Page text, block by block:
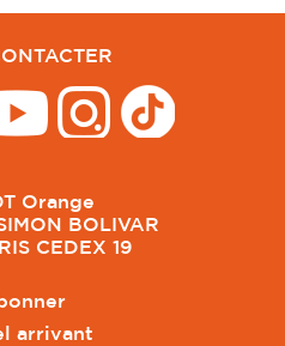
Orange
BOLIVAR
CEDEX 19
arrivant